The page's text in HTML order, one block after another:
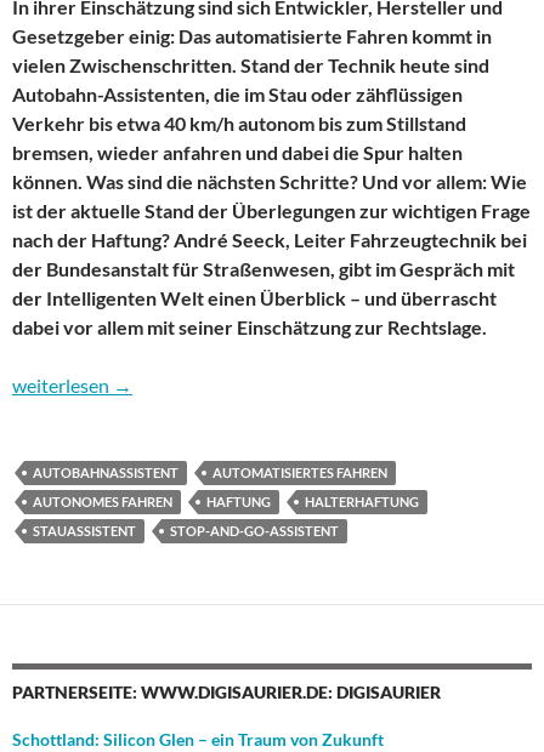
In ihrer Einschätzung sind sich Entwickler, Hersteller und
Gesetzgeber einig: Das automatisierte Fahren kommt in
vielen Zwischenschritten. Stand der Technik heute sind
Autobahn-Assistenten, die im Stau oder zähflüssigen
Verkehr bis etwa 40 km/h autonom bis zum Stillstand
bremsen, wieder anfahren und dabei die Spur halten
können. Was sind die nächsten Schritte? Und vor allem: Wie
ist der aktuelle Stand der Überlegungen zur wichtigen Frage
nach der Haftung? André Seeck, Leiter Fahrzeugtechnik bei
der Bundesanstalt für Straßenwesen, gibt im Gespräch mit
der Intelligenten Welt einen Überblick – und überrascht
dabei vor allem mit seiner Einschätzung zur Rechtslage.
Automatisiertes Fahren: Die nächsten Schritte – und offene
weiterlesen →
AUTOBAHNASSISTENT
AUTOMATISIERTES FAHREN
AUTONOMES FAHREN
HAFTUNG
HALTERHAFTUNG
STAUASSISTENT
STOP-AND-GO-ASSISTENT
PARTNERSEITE: WWW.DIGISAURIER.DE: DIGISAURIER
Schottland: Silicon Glen – ein Traum von Zukunft